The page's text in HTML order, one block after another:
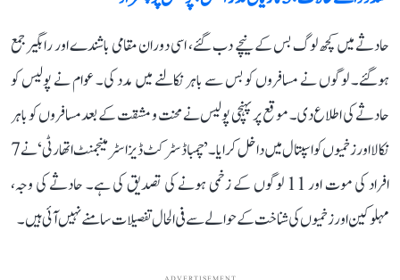
حادثے میں کچھ لوگ بس کے نیچے دب گئے، اسی دوران مقامی باشندے اور راہگیر جمع
ہوگئے۔ لوگوں نے مسافروں کو بس سے باہر نکالنے میں مدد کی۔ عوام نے پولیس کو
حادثے کی اطلاع دی۔ موقع پر پہنچی پولیس نے محنت و مشقت کے بعد مسافروں کو باہر
نکالا اور زخمیوں کو اسپتال میں داخل کرایا۔ ’چمبا ڈسٹرکٹ ڈیزاسٹر مینجمنٹ اتھارٹی‘ نے 7
افراد کی موت اور 11 لوگوں کے زخمی ہونے کی تصدیق کی ہے۔ حادثے کی وجہ،
مہلوکین اور زخمیوں کی شناخت کے حوالے سے فی الحال تفصیلات سامنے نہیں آئی ہیں۔